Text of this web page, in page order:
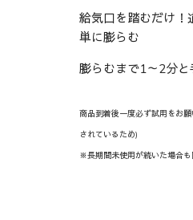
給気口を踏むだけ！
単に膨らむ
膨らむまで1～2分と
商品到着後一度必ず試用をお
されているため)
※長期間未使用が続いた場合も